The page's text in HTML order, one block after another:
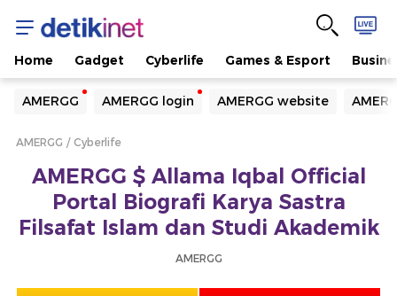
Home Gadget Cyberlife Games & Esport
AMERGG AMERGG login AMERGG website
Yang sedang ramai dicari
Loading...
Loading...
AMERGG Cyberlife
AMERGG $ Allama Iqbal Official
Portal Biografi Karya Sastra
Filsafat Islam dan Studi Akademik
AMERGG